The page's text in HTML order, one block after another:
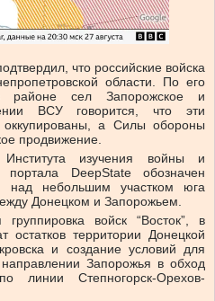
что российские войска
области. По его
сел Запорожское и
ВСУ говорится, что эти
а Силы обороны
продвижение.
изучения войны и
портала DeepState обозначен
над небольшим участком юга
Донецком и Запорожьем.
группировка войск “Восток”, в
остатков территории Донецкой
и создание условий для
Запорожья в обход
линии Степногорск-Орехов-